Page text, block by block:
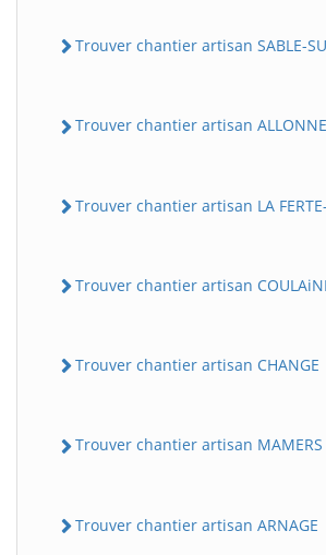
Trouver chantier artisan SABLE-
Trouver chantier artisan
Trouver chantier artisan LA
Trouver chantier artisan
Trouver chantier artisan CHANGE
Trouver chantier artisan MAMERS
Trouver chantier artisan ARNAGE